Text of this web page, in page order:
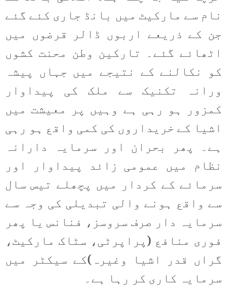
نام سے مارکیٹ میں بانڈ جاری کئے گئے
جن کے ذریعے اربوں ڈالر قرضوں میں
اٹھائے گئے۔ تارکین وطن محنت کشوں
کو نکالنے کے نتیجے میں جہاں پیشہ
ورانہ تکنیک سے ملک کی پیداوار
کمزور ہو رہی ہے وہیں پر معیشت میں
اشیا کے خریداروں کی کمی واقع ہو رہی
ہے۔ پھر بحران اور سرمایہ دارانہ
نظام میں عمومی زائد پیداوار اور
سرمائے کے کردار میں پچھلے تیس سال
سے واقع ہونے والی تبدیلی کی وجہ سے
سرمایہ دار صرف سروسز، فنانس یا پھر
فوری منافع (پراپرٹی، سٹاک مارکیٹ،
گراں قدر اشیا وغیرہ)کے سیکٹر میں
سرمایہ کاری کر رہا ہے۔